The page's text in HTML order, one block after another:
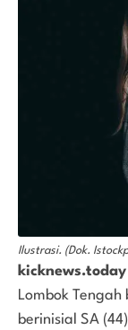
Ilustrasi. (Dok.
kicknews.today
Lombok
berinisial SA